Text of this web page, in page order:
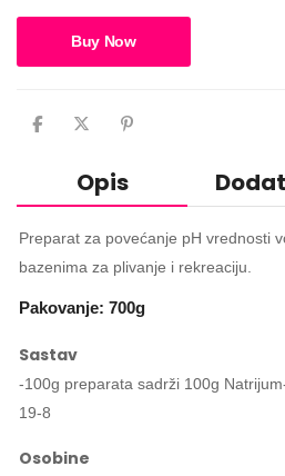
Buy Now
Opis
Preparat za povećanje pH vrednosti
bazenima za plivanje i rekreaciju.
Pakovanje: 700g
Sastav
-100g preparata sadrži 100g
19-8
Osobine